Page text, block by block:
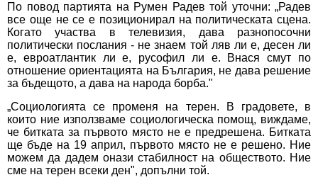
По повод партията на Румен Радев той уточни: „Радев
все още не се е позиционирал на политическата сцена.
Когато участва в телевизия, дава разнопосочни
политически послания - не знаем той ляв ли е, десен ли
е, евроатлантик ли е, русофил ли е. Внася смут по
отношение ориентацията на България, не дава решение
за бъдещото, а дава на народа борба."
„Социологията се променя на терен. В градовете, в
които ние използваме социологическа помощ, виждаме,
че битката за първото място не е предрешена. Битката
ще бъде на 19 април, първото място не е решено. Ние
можем да дадем онази стабилност на обществото. Ние
сме на терен всеки ден", допълни той.